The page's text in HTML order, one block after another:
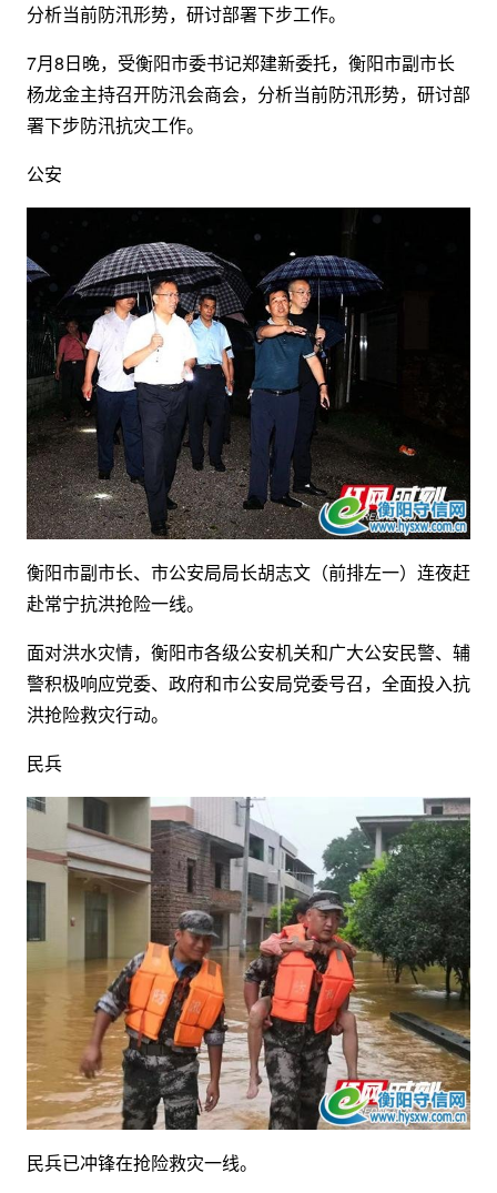
分析当前防汛形势，研讨部署下步工作。
7月8日晚，受衡阳市委书记郑建新委托，衡阳市副市长
杨龙金主持召开防汛会商会，分析当前防汛形势，研讨部
署下步防汛抗灾工作。
公安
衡阳市副市长、市公安局局长胡志文（前排左一）连夜赶
赴常宁抗洪抢险一线。
面对洪水灾情，衡阳市各级公安机关和广大公安民警、辅
警积极响应党委、政府和市公安局党委号召，全面投入抗
洪抢险救灾行动。
民兵
民兵已冲锋在抢险救灾一线。